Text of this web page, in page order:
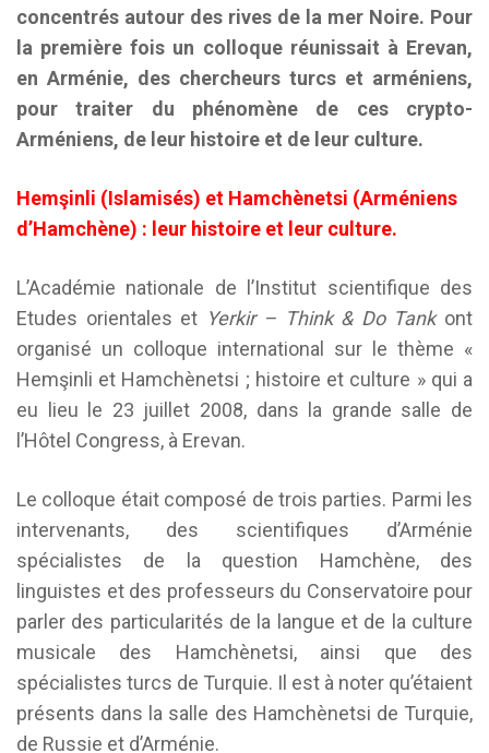
concentrés autour des rives de la mer Noire. Pour
la première fois un colloque réunissait à Erevan,
en Arménie, des chercheurs turcs et arméniens,
pour traiter du phénomène de ces crypto-
Arméniens, de leur histoire et de leur culture.
Hemşinli (Islamisés) et Hamchènetsi (Arméniens
d’Hamchène) : leur histoire et leur culture.
L’Académie nationale de l’Institut scientifique des
Etudes orientales et Yerkir – Think & Do Tankont
organisé un colloque international sur le thème «
Hemşinli et Hamchènetsi ; histoire et culture » qui a
eu lieu le 23 juillet 2008, dans la grande salle de
l’Hôtel Congress, à Erevan.
Le colloque était composé de trois parties. Parmi les
intervenants, des scientifiques d’Arménie
spécialistes de la question Hamchène, des
linguistes et des professeurs du Conservatoire pour
parler des particularités de la langue et de la culture
musicale des Hamchènetsi, ainsi que des
spécialistes turcs de Turquie. Il est à noter qu’étaient
présents dans la salle des Hamchènetsi de Turquie,
de Russie et d’Arménie.